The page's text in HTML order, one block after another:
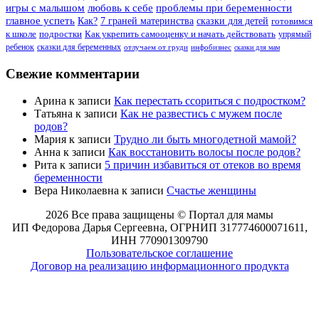
игры с малышом любовь к себе проблемы при беременности
главное успеть Как? 7 граней материнства сказки для детей готовимся
к школе подростки Как укрепить самооценку и начать действовать упрямый
ребенок сказки для беременных отлучаем от груди инфобизнес сказки для мам
Свежие комментарии
Арина к записи Как перестать ссориться с подростком?
Татьяна к записи Как не развестись с мужем после
родов?
Мария к записи Трудно ли быть многодетной мамой?
Анна к записи Как восстановить волосы после родов?
Рита к записи 5 причин избавиться от отеков во время
беременности
Вера Николаевна к записи Счастье женщины
2026 Все права защищены © Портал для мамы
ИП Федорова Дарья Сергеевна, ОГРНИП 317774600071611,
ИНН 770901309790
Пользовательское соглашение
Договор на реализацию информационного продукта